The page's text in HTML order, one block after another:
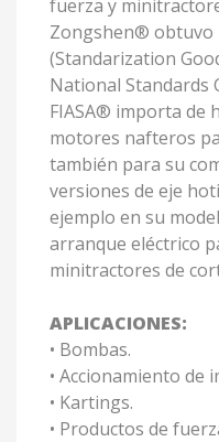
fuerza y
Zongshen® obtuvo
(Standarization
National Standards
FIASA® importa de
motores nafteros
también para su
versiones de eje
ejemplo en su
arranque eléctrico
minitractores de
APLICACIONES:
• Bombas.
• Accionamiento de
• Kartings.
• Productos de